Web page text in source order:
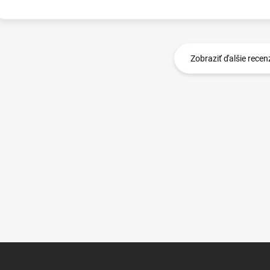
Zobraziť ďalšie